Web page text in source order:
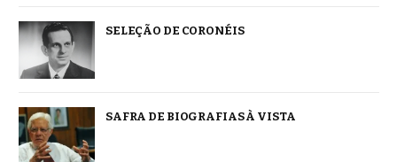
SELEÇÃO DE CORONÉIS
SAFRA DE BIOGRAFIAS À VISTA